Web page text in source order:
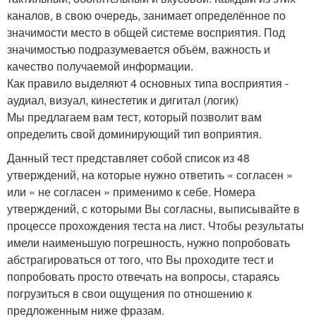
каналов, в свою очередь, занимает определённое по
значимости место в общей системе восприятия. Под
значимостью подразумевается объём, важность и
качество получаемой информации.
Как правило выделяют 4 основных типа восприятия -
аудиал, визуал, кинестетик и дигитал (логик)
Мы предлагаем вам тест, который позволит вам
определить свой доминирующий тип воприятия.
Данный тест представляет собой список из 48
утверждений, на которые нужно ответить « согласен »
или « не согласен » применимо к себе. Номера
утверждений, с которыми Вы согласны, выписывайте в
процессе прохождения теста на лист. Чтобы результаты
имели наименьшую погрешность, нужно попробовать
абстрагироваться от того, что Вы проходите тест и
попробовать просто отвечать на вопросы, стараясь
погрузиться в свои ощущения по отношению к
предложенным ниже фразам.